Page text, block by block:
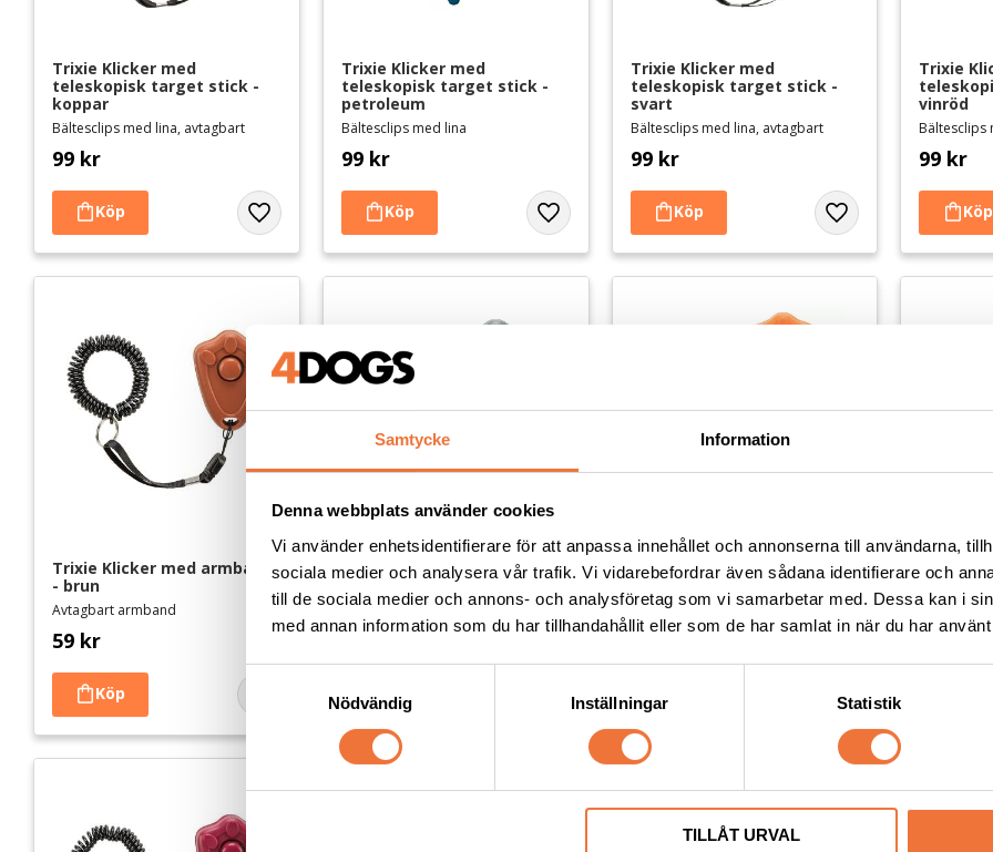
Samtycke Information
Denna webbplats använder cookies
Vi använder enhetsidentifierare för att anpassa innehållet och annonserna till användarna,
sociala medier och analysera vår trafik. Vi vidarebefordrar även sådana identifierare och
till de sociala medier och annons- och analysföretag som vi samarbetar med. Dessa kan i
med annan information som du har tillhandahållit eller som de har samlat in när du har
S
t
k
Nödvändig Inställningar Statistik
TILLÅT URVAL
Trixie Klicker med
teleskopisk target stick -
koppar
Bältesclips med lina, avtagbart
99 kr
Lägg till i favoriter
Trixie Klicker med
teleskopisk target stick -
petroleum
Bältesclips med lina
99kr
Lägg till i favoriter
Trixie Klicker med
teleskopisk target stick -
svart
Bältesclips med lina, avtagbart
99kr
Lägg till i favoriter
Trixie
vinröd
Bältesclips
99 kr
Trixie Klicker med armband
- brun
Avtagbart armband
59 kr
Lägg till i favoriter
Trixie Klicker med armband
- grå
Avtagbart armband
59 kr
Lägg till i favoriter
Trixie Klicker med armband
- orange
Avtagbart armband
59kr
Lägg till i favoriter
Trixie
-
Avtagbart
59kr